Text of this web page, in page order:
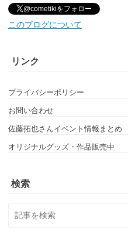
@cometikiをフォロー
このブログについて
リンク
プライバシーポリシー
お問い合わせ
佐藤拓也さんイベント情報まとめ
オリジナルグッズ・作品販売中
検索